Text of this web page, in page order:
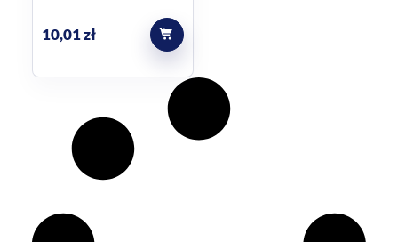
10,01zł